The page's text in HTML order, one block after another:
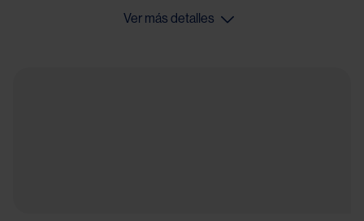
Ver más detalles